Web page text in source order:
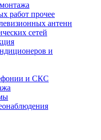
работ прочее
антенн
сетей
и
и СКС